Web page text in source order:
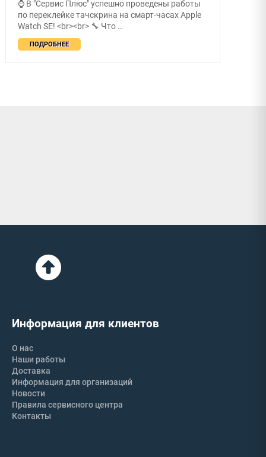
⌚ В "Сервис Плюс" успешно проведены работы
по переклейке тачскрина на смарт-часах Apple
Watch SE! <br><br> 🔧 Что …
ПОДРОБНЕЕ
Информация для клиентов
О нас
Наши работы
Доставка
Информация для организаций
Новости
Правила сервисного центра
Контакты